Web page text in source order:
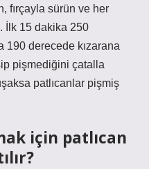
fırçayla sürün ve her
İlk 15 dakika 250
190 derecede kızarana
pişmediğini çatalla
patlıcanlar pişmiş
için patlıcan